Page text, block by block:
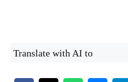
Translate with AI to